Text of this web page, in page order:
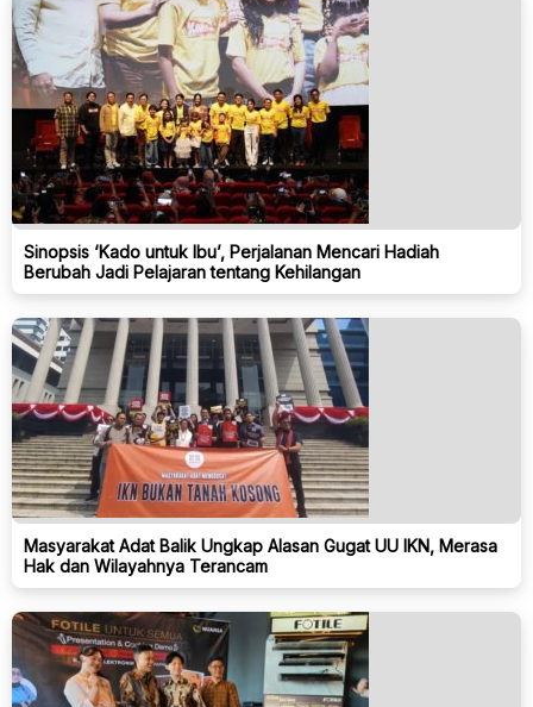
Sinopsis ‘Kado untuk Ibu’, Perjalanan Mencari Hadiah
Berubah Jadi Pelajaran tentang Kehilangan
Masyarakat Adat Balik Ungkap Alasan Gugat UU IKN, Merasa
Hak dan Wilayahnya Terancam